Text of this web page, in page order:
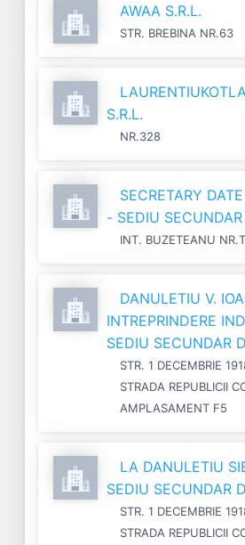
AWAA S.R.L.
STR. BREBINA NR.63
S.R.L.
NR.328
SECRETARY
- SEDIU
INT. BUZETEANU
DANULETIU V.
INTREPRINDERE
SEDIU SECUNDAR
STR. 1 DECEMBRIE
STRADA REPUBLICII
AMPLASAMENT F5
LA DANULETIU
SEDIU SECUNDAR
STR. 1 DECEMBRIE
STRADA REPUBLICII